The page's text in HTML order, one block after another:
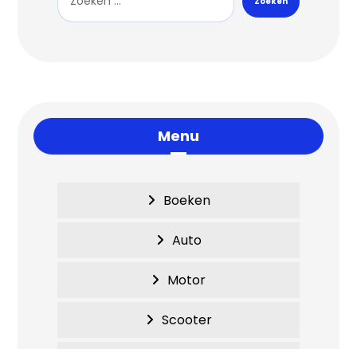
Menu
Boeken
Auto
Motor
Scooter